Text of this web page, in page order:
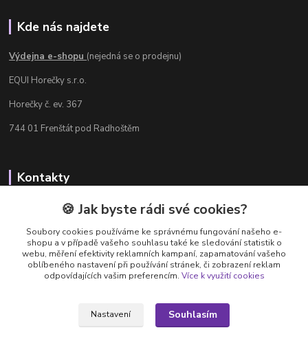
Kde nás najdete
Výdejna e-shopu (nejedná se o prodejnu)
EQUI Horečky s.r.o.
Horečky č. ev. 367
744 01 Frenštát pod Radhoštěm
Kontakty
Radka Chamrádová
+420 737 484 708
Výdejna e-shopu: Po-Ne, 8-20 hod.
info@equi-horecky.cz
🍪 Jak byste rádi své cookies?
Soubory cookies používáme ke správnému fungování našeho e-
shopu a v případě vašeho souhlasu také ke sledování statistik o
webu, měření efektivity reklamních kampaní, zapamatování vašeho
oblíbeného nastavení při používání stránek, či zobrazení reklam
odpovídajících vašim preferencím. Více k využití cookies
Nastavení Souhlasím